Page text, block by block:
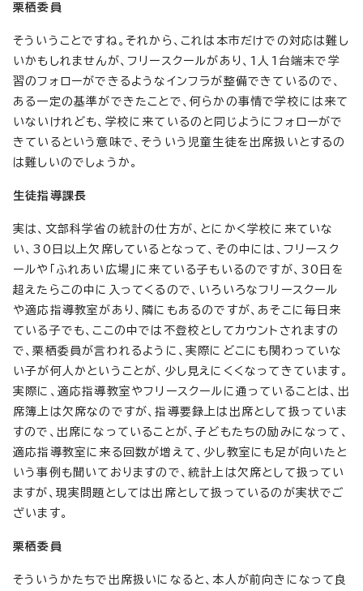
栗栖委員
そういうことですね。それから、これは本市だけでの対応は難し
いかもしれませんが、フリースクールがあり、1人1台端末で学
習のフォローができるようなインフラが整備できているので、
ある一定の基準ができたことで、何らかの事情で学校には来て
いないけれども、学校に来ているのと同じようにフォローがで
きているという意味で、そういう児童生徒を出席扱いとするの
は難しいのでしょうか。
生徒指導課長
実は、文部科学省の統計の仕方が、とにかく学校に来ていな
い、30日以上欠席しているとなって、その中には、フリースク
ールや「ふれあい広場」に来ている子もいるのですが、30日を
超えたらこの中に入ってくるので、いろいろなフリースクール
や適応指導教室があり、隣にもあるのですが、あそこに毎日来
ている子でも、ここの中では不登校としてカウントされますの
で、栗栖委員が言われるように、実際にどこにも関わっていな
い子が何人かということが、少し見えにくくなってきています。
実際に、適応指導教室やフリースクールに通っていることは、出
席簿上は欠席なのですが、指導要録上は出席として扱っていま
すので、出席になっていることが、子どもたちの励みになって、
適応指導教室に来る回数が増えて、少し教室にも足が向いたと
いう事例も聞いておりますので、統計上は欠席として扱ってい
ますが、現実問題としては出席として扱っているのが実状でご
ざいます。
栗栖委員
そういうかたちで出席扱いになると、本人が前向きになって良